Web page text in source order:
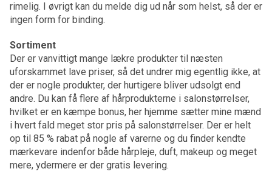
rimelig. I øvrigt kan du melde dig ud når som helst, så der er
ingen form for binding.
Sortiment
Der er vanvittigt mange lækre produkter til næsten
uforskammet lave priser, så det undrer mig egentlig ikke, at
der er nogle produkter, der hurtigere bliver udsolgt end
andre. Du kan få flere af hårprodukterne i salonstørrelser,
hvilket er en kæmpe bonus, her hjemme sætter mine mænd
i hvert fald meget stor pris på salonstørrelser. Der er helt
op til 85 % rabat på nogle af varerne og du finder kendte
mærkevare indenfor både hårpleje, duft, makeup og meget
mere, ydermere er der gratis levering.